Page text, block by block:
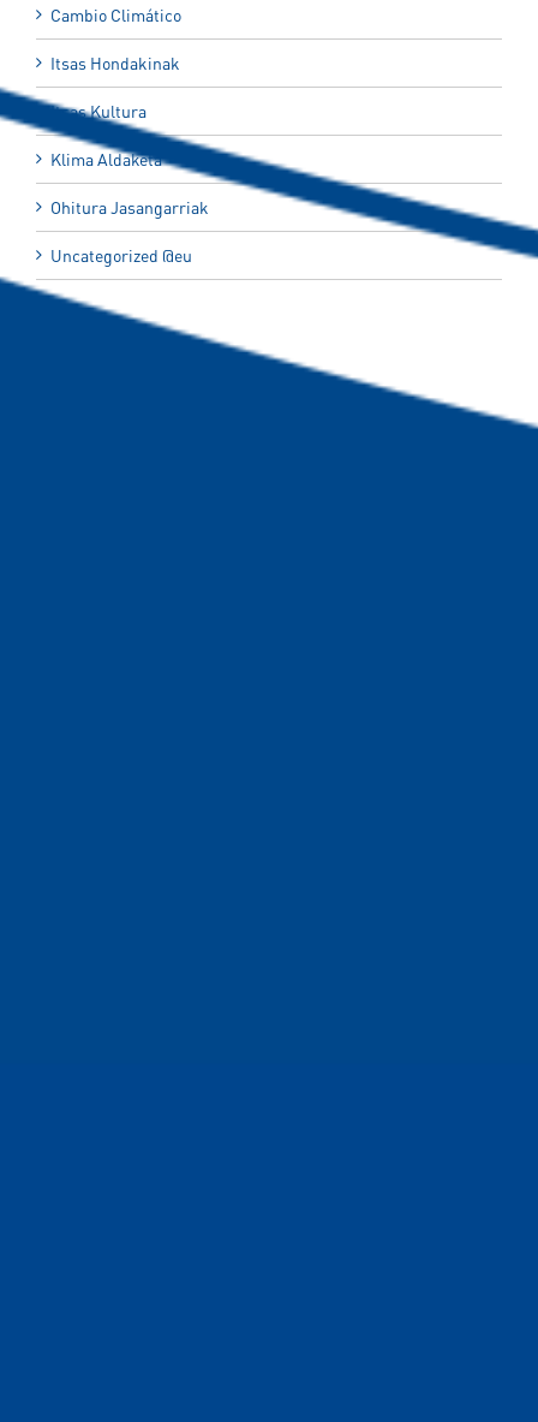
Cambio Climático
Itsas Hondakinak
Itsas Kultura
Klima Aldaketa
Ohitura Jasangarriak
Uncategorized @eu